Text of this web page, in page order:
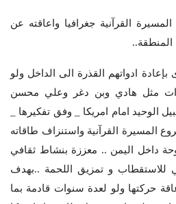
القرآنية جغرافيا واعاقته عن
بإعادة ادواتهم القذرة الى الداخل ولو
مثل هادي وبن دغر وعلي محسن
الوحيد امام امريكا _ وفق تفكيرها _
المسيرة القرآنية واستنزاف طاقاته
داخل اليمن .. معززة بنشاط ثقافي
للاستقطاب و تمزيق اللحمة ..بهدف
حركتها ولو لعدة سنوات قادمة بما